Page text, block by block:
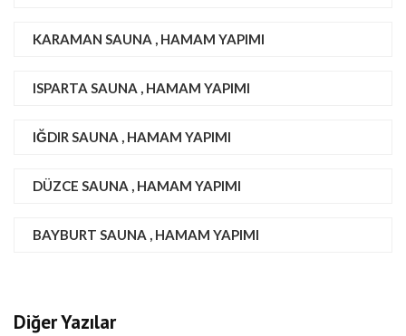
KARAMAN SAUNA , HAMAM YAPIMI
ISPARTA SAUNA , HAMAM YAPIMI
IĞDIR SAUNA , HAMAM YAPIMI
DÜZCE SAUNA , HAMAM YAPIMI
BAYBURT SAUNA , HAMAM YAPIMI
Diğer Yazılar